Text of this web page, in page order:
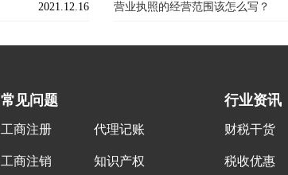
2021.12.16 营业执照的经营范围该怎么写？
常见问题
工商注册 代理记账
工商注销 知识产权
行业资讯
财税干货
税收优惠